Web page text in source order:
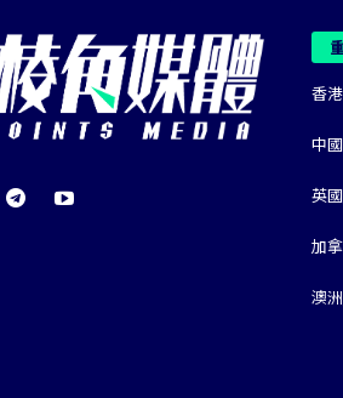
香港
中國
英
加
澳